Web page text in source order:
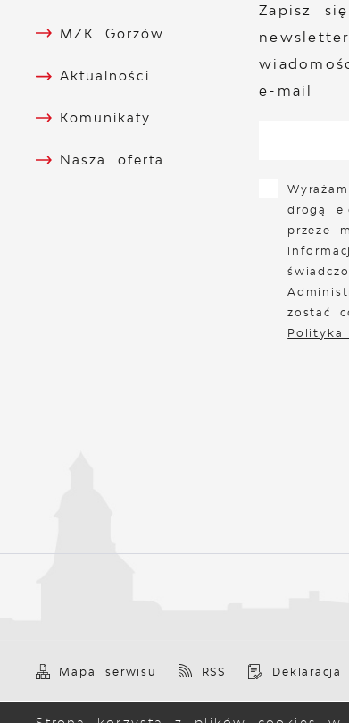
MZK Gorzów
Aktualności
Komunikaty
Nasza oferta
Zapisz
e-mail
drogą
przeze
zostać
Polityka
Mapa serwisu RSS Deklaracja